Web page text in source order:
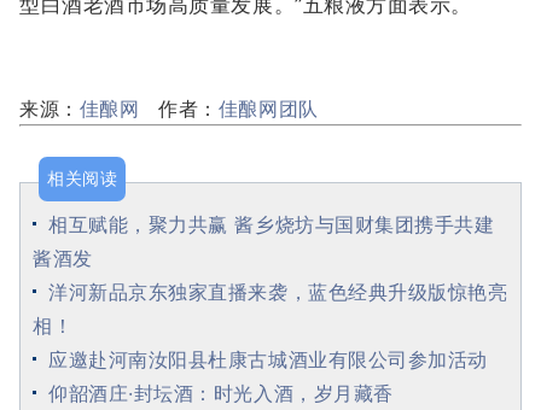
型白酒老酒市场高质量发展。”五粮液方面表示。
来源： 佳酿网 作者： 佳酿网团队
相关阅读
相互赋能，聚力共赢 酱乡烧坊与国财集团携手共建
酱酒发
洋河新品京东独家直播来袭，蓝色经典升级版惊艳亮
相！
应邀赴河南汝阳县杜康古城酒业有限公司参加活动
仰韶酒庄·封坛酒：时光入酒，岁月藏香